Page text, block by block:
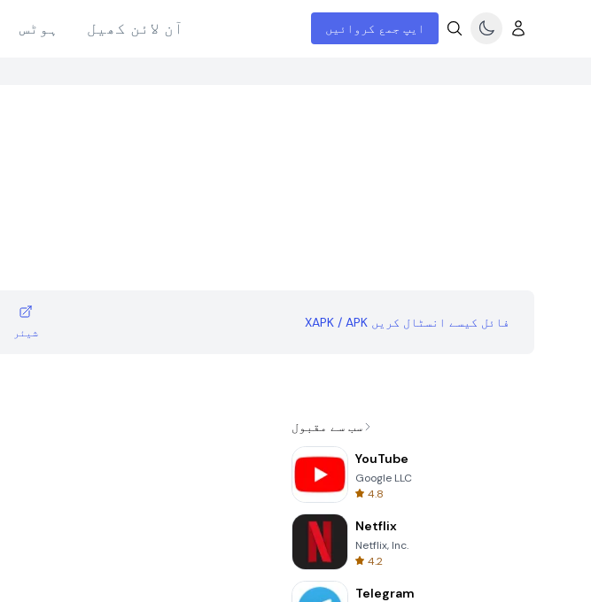
ہوٹس آن لائن کھیل ایپ جمع کروائیں
شیئر
XAPK / APK فائل کیسے انسٹال کریں
سب سے مقبول
YouTube
Google LLC
4.8
Netflix
Netflix, Inc.
4.2
Telegram